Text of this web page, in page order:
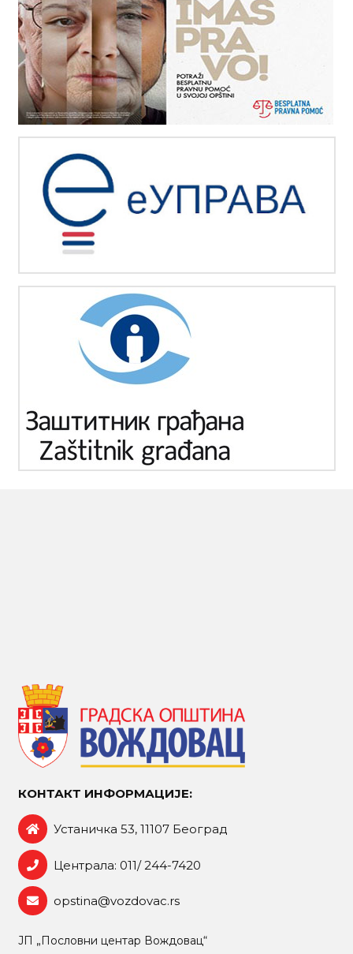
КОНТАКТ ИНФОРМАЦИЈЕ:
Устаничка 53, 11107 Београд
Централа: 011/ 244-7420
opstina@vozdovac.rs
ЈП „Пословни центар Вождовац“